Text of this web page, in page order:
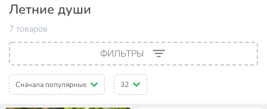
Летние души
7 товаров
ФИЛЬТРЫ
Сначала популярные 32